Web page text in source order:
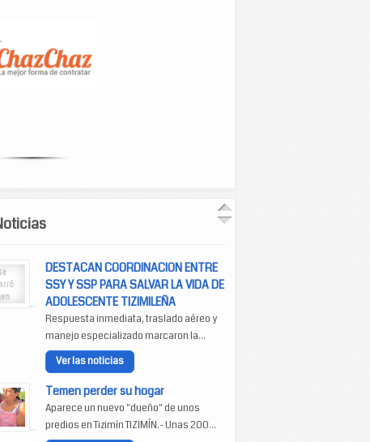
DESTACAN COORDINACION ENTRE
SSY Y SSP PARA SALVAR LA VIDA DE
ADOLESCENTE TIZIMILEÑA
Respuesta inmediata, traslado aéreo y
manejo especializado marcaron la...
Ver las noticias
Temen perder su hogar
Aparece un nuevo "dueño" de unos
predios en Tizimín TIZIMÍN.- Unas 200...